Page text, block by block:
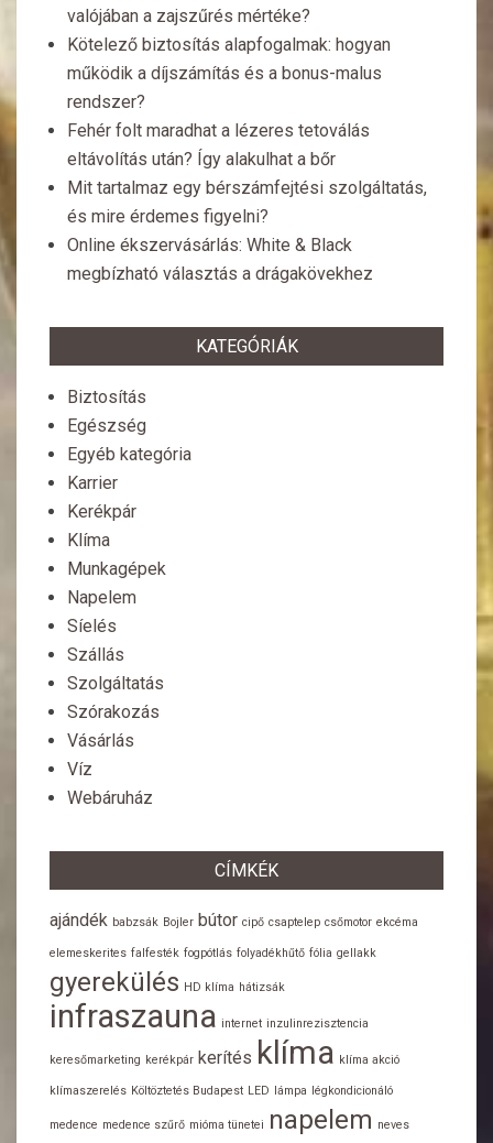
valójában a zajszűrés mértéke?
Kötelező biztosítás alapfogalmak: hogyan
működik a díjszámítás és a bonus-malus
rendszer?
Fehér folt maradhat a lézeres tetoválás
eltávolítás után? Így alakulhat a bőr
Mit tartalmaz egy bérszámfejtési szolgáltatás,
és mire érdemes figyelni?
Online ékszervásárlás: White & Black
megbízható választás a drágakövekhez
KATEGÓRIÁK
Biztosítás
Egészség
Egyéb kategória
Karrier
Kerékpár
Klíma
Munkagépek
Napelem
Síelés
Szállás
Szolgáltatás
Szórakozás
Vásárlás
Víz
Webáruház
CÍMKÉK
ajándék babzsák Bojler bútor cipő csaptelep csőmotor ekcéma
elemeskerites falfesték fogpótlás folyadékhűtő fólia gellakk
gyerekülés HD klíma hátizsák
infraszauna internet inzulinrezisztencia
keresőmarketing kerékpár kerítés klíma klíma akció
klímaszerelés Költöztetés Budapest LED lámpa légkondicionáló
medence medence szűrő mióma tünetei napelem neves